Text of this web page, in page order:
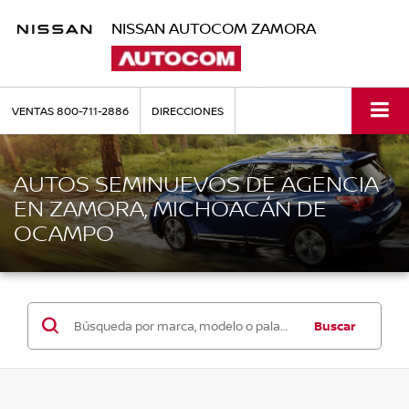
NISSAN AUTOCOM ZAMORA
VENTAS800-711-2886 DIRECCIONES
AUTOS SEMINUEVOS DE AGENCIA
EN ZAMORA, MICHOACÁN DE
OCAMPO
Buscar